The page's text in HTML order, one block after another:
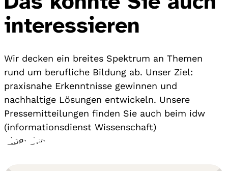
interessieren
Wir decken ein breites Spektrum an Themen
rund um berufliche Bildung ab. Unser Ziel:
praxisnahe Erkenntnisse gewinnen und
nachhaltige Lösungen entwickeln. Unsere
Pressemitteilungen finden Sie auch beim idw
(informationsdienst Wissenschaft)
Blog› idw›